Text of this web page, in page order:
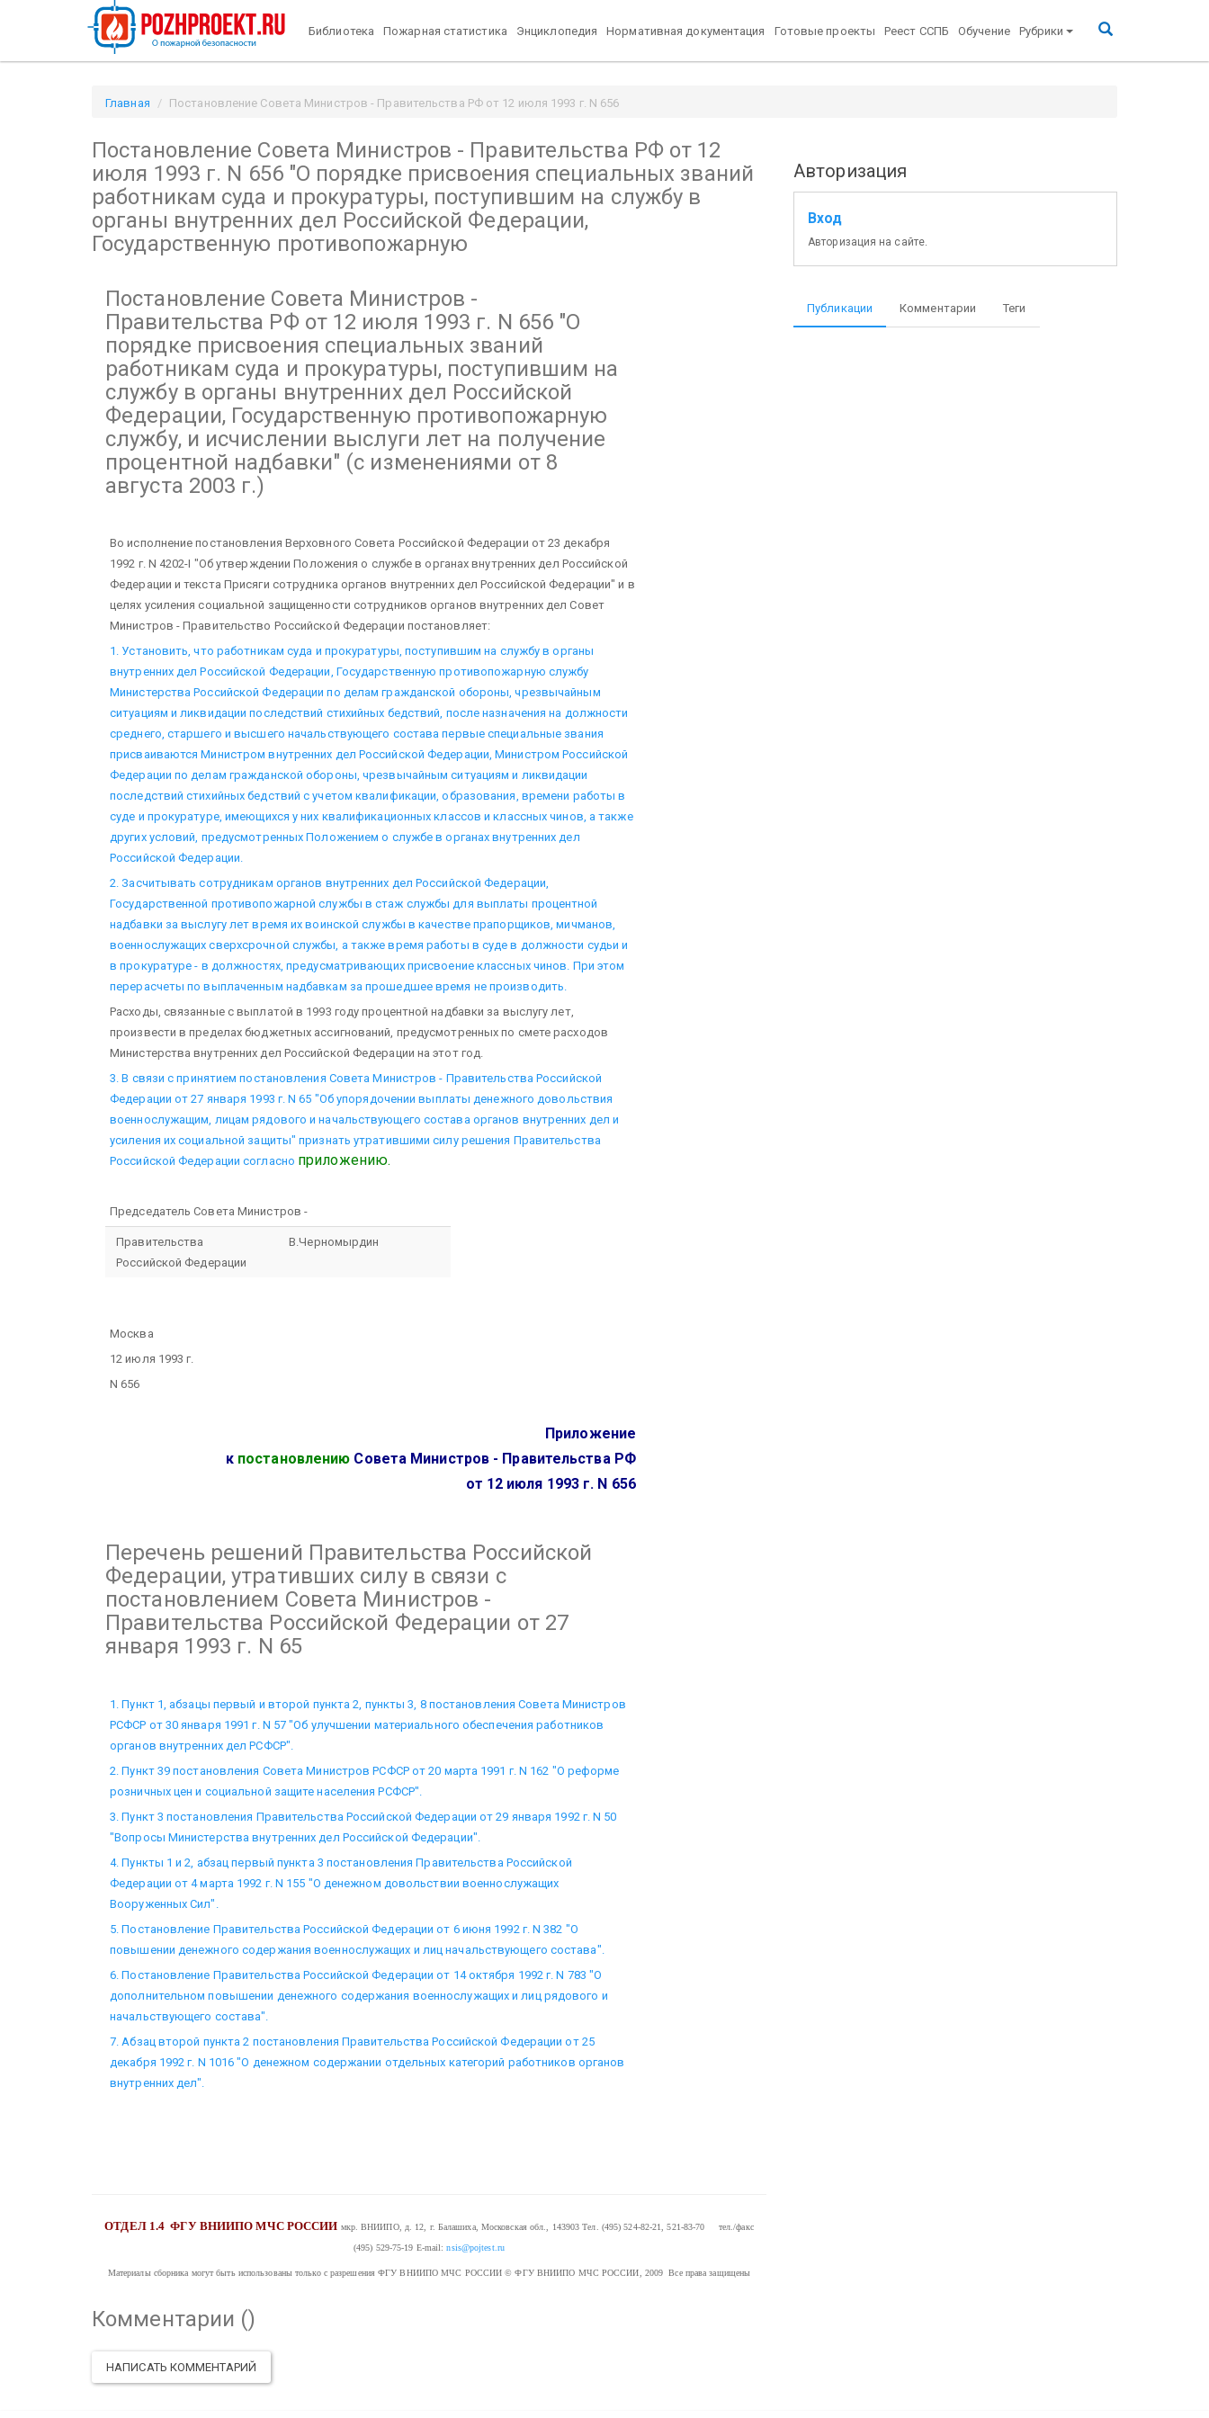
Библиотека Пожарная статистика Энциклопедия Нормативная документация Готовые проекты Реест ССПБ Обучение Рубрики
Главная
Постановление Совета Министров - Правительства РФ от 12 июля 1993 г. N 656
противопожарную / Pozhproekt.ru
Постановление Совета Министров - Правительства РФ от 12
июля 1993 г. N 656"О порядке присвоения специальных званий
работникам суда и прокуратуры, поступившим на службу в
органы внутренних дел Российской Федерации,
Государственную противопожарную
Постановление Совета Министров -
Правительства РФ от 12 июля 1993 г. N 656 "О
порядке присвоения специальных званий
работникам суда и прокуратуры, поступившим на
службу в органы внутренних дел Российской
Федерации, Государственную противопожарную
службу, и исчислении выслуги лет на получение
процентной надбавки" (с изменениями от 8
августа 2003 г.)
Во исполнение постановления Верховного Совета Российской Федерации от 23 декабря
1992 г. N 4202-I "Об утверждении Положения о службе в органах внутренних дел Российской
Федерации и текста Присяги сотрудника органов внутренних дел Российской Федерации" и в
целях усиления социальной защищенности сотрудников органов внутренних дел Совет
Министров - Правительство Российской Федерации постановляет:
1. Установить, что работникам суда и прокуратуры, поступившим на службу в органы
внутренних дел Российской Федерации, Государственную противопожарную службу
Министерства Российской Федерации по делам гражданской обороны, чрезвычайным
ситуациям и ликвидации последствий стихийных бедствий, после назначения на должности
среднего, старшего и высшего начальствующего состава первые специальные звания
присваиваются Министром внутренних дел Российской Федерации, Министром Российской
Федерации по делам гражданской обороны, чрезвычайным ситуациям и ликвидации
последствий стихийных бедствий с учетом квалификации, образования, времени работы в
суде и прокуратуре, имеющихся у них квалификационных классов и классных чинов, а также
других условий, предусмотренных Положением о службе в органах внутренних дел
Российской Федерации.
2. Засчитывать сотрудникам органов внутренних дел Российской Федерации,
Государственной противопожарной службы в стаж службы для выплаты процентной
надбавки за выслугу лет время их воинской службы в качестве прапорщиков, мичманов,
военнослужащих сверхсрочной службы, а также время работы в суде в должности судьи и
в прокуратуре - в должностях, предусматривающих присвоение классных чинов. При этом
перерасчеты по выплаченным надбавкам за прошедшее время не производить.
Расходы, связанные с выплатой в 1993 году процентной надбавки за выслугу лет,
произвести в пределах бюджетных ассигнований, предусмотренных по смете расходов
Министерства внутренних дел Российской Федерации на этот год.
3. В связи с принятием постановления Совета Министров - Правительства Российской
Федерации от 27 января 1993 г. N 65 "Об упорядочении выплаты денежного довольствия
военнослужащим, лицам рядового и начальствующего состава органов внутренних дел и
усиления их социальной защиты" признать утратившими силу решения Правительства
Российской Федерации согласно приложению.
Председатель Совета Министров -
Правительства
Российской Федерации
В.Черномырдин
Москва
12 июля 1993 г.
N 656
Приложение
к постановлению Совета Министров - Правительства РФ
от 12 июля 1993 г. N 656
Перечень решений Правительства Российской
Федерации, утративших силу в связи с
постановлением Совета Министров -
Правительства Российской Федерации от 27
января 1993 г. N 65
1. Пункт 1, абзацы первый и второй пункта 2, пункты 3, 8 постановления Совета Министров
РСФСР от 30 января 1991 г. N 57 "Об улучшении материального обеспечения работников
органов внутренних дел РСФСР".
2. Пункт 39 постановления Совета Министров РСФСР от 20 марта 1991 г. N 162 "О реформе
розничных цен и социальной защите населения РСФСР".
3. Пункт 3 постановления Правительства Российской Федерации от 29 января 1992 г. N 50
"Вопросы Министерства внутренних дел Российской Федерации".
4. Пункты 1 и 2, абзац первый пункта 3 постановления Правительства Российской
Федерации от 4 марта 1992 г. N 155 "О денежном довольствии военнослужащих
Вооруженных Сил".
5. Постановление Правительства Российской Федерации от 6 июня 1992 г. N 382 "О
повышении денежного содержания военнослужащих и лиц начальствующего состава".
6. Постановление Правительства Российской Федерации от 14 октября 1992 г. N 783 "О
дополнительном повышении денежного содержания военнослужащих и лиц рядового и
начальствующего состава".
7. Абзац второй пункта 2 постановления Правительства Российской Федерации от 25
декабря 1992 г. N 1016 "О денежном содержании отдельных категорий работников органов
внутренних дел".
ОТДЕЛ 1.4ФГУ ВНИИПО МЧС РОССИИ мкр. ВНИИПО, д. 12, г. Балашиха, Московская обл., 143903 Тел. (495) 524-82-21, 521-83-70 тел./факс
(495) 529-75-19 E-mail:nsis@pojtest.ru
Материалы сборника могут быть использованы только с разрешения ФГУ ВНИИПО МЧС РОССИИ © ФГУ ВНИИПО МЧС РОССИИ, 2009 Все права защищены
Комментарии ()
НАПИСАТЬ КОММЕНТАРИЙ
Авторизация
Вход
Авторизация на сайте.
Публикации Комментарии Теги